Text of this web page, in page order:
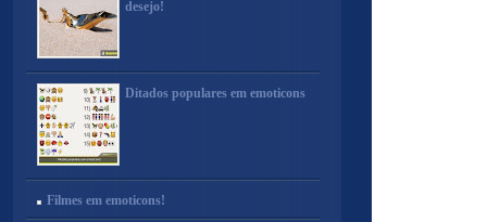
desejo!
Ditados populares em emoticons
Filmes em emoticons!